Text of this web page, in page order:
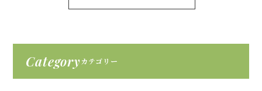
Categoryカテゴリー